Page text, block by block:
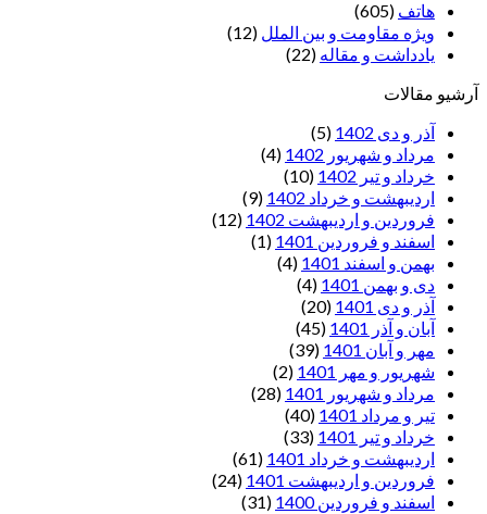
هاتف (605)
ویژه مقاومت و بین الملل (12)
یادداشت‌ و مقاله (22)
آرشیو مقالات
آذر و دی 1402
(5)
مرداد و شهریور 1402
(4)
خرداد و تیر 1402
(10)
اردیبهشت و خرداد 1402
(9)
فروردین و اردیبهشت 1402
(12)
اسفند و فروردین 1401
(1)
بهمن و اسفند 1401
(4)
دی و بهمن 1401
(4)
آذر و دی 1401
(20)
آبان و آذر 1401
(45)
مهر و آبان 1401
(39)
شهریور و مهر 1401
(2)
مرداد و شهریور 1401
(28)
تیر و مرداد 1401
(40)
خرداد و تیر 1401
(33)
اردیبهشت و خرداد 1401
(61)
فروردین و اردیبهشت 1401
(24)
اسفند و فروردین 1400
(31)